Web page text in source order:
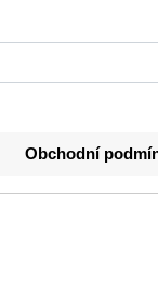
Obchodní